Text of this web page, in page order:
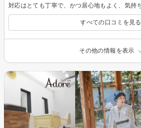
すべての口コミを見る
その他の情報を表示